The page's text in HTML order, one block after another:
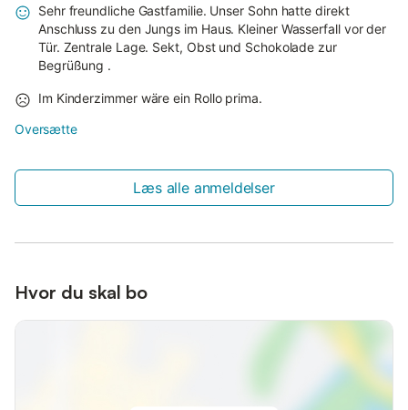
Sehr freundliche Gastfamilie. Unser Sohn hatte direkt
Anschluss zu den Jungs im Haus. Kleiner Wasserfall vor der
Tür. Zentrale Lage. Sekt, Obst und Schokolade zur
Begrüßung .
Im Kinderzimmer wäre ein Rollo prima.
Oversætte
Læs alle anmeldelser
Hvor du skal bo